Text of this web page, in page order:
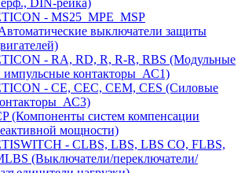
DIN-рейка)
- MS25_MPE_MSP
выключатели защиты
- RA, RD, R, R-R, RBS (Модульные
импульсные контакторы_АС1)
- CE, CEC, CEM, CES (Силовые
(Компоненты систем компенсации
мощности)
- CLBS, LBS, LBS CO, FLBS,
(Выключатели/переключатели/